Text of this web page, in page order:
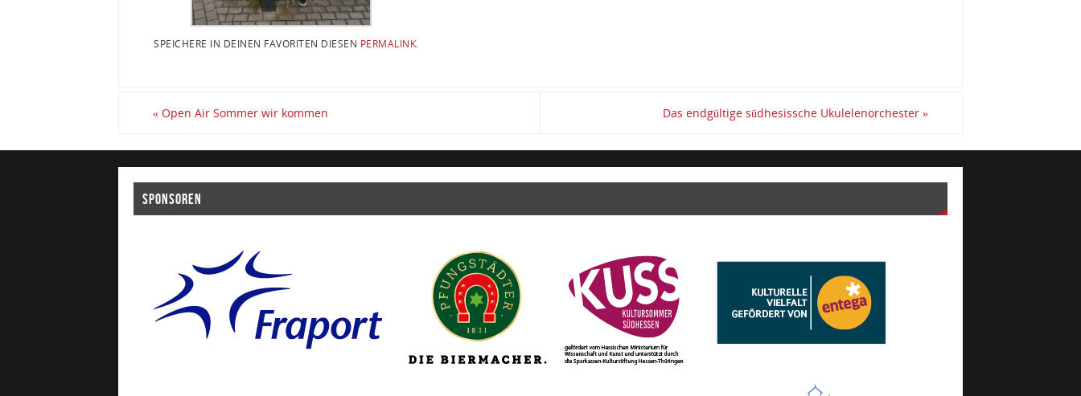
SPEICHERE IN DEINEN FAVORITEN DIESEN PERMALINK
« Open Air Sommer wir kommen Das endgültige südhesissche Ukulelenorchester »
SPONSOREN